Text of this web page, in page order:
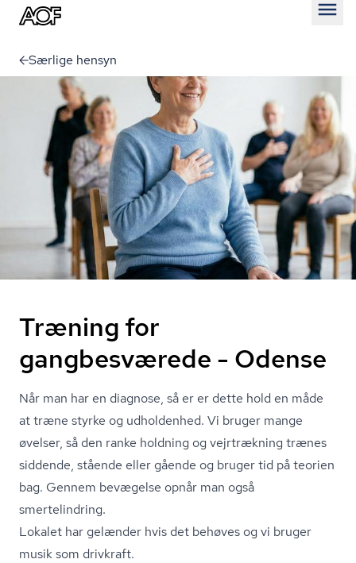
Særlige hensyn
Træning for
gangbesværede - Odense
Når man har en diagnose, så er er dette hold en måde
at træne styrke og udholdenhed. Vi bruger mange
øvelser, så den ranke holdning og vejrtrækning trænes
siddende, stående eller gående og bruger tid på teorien
bag. Gennem bevægelse opnår man også
smertelindring.
Lokalet har gelænder hvis det behøves og vi bruger
musik som drivkraft.